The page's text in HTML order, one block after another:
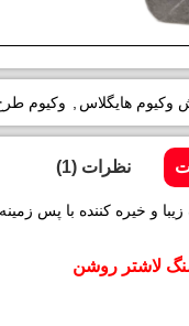
وکیوم هایگلاس , وکیوم
نظرات (1)
و خیره کننده با پس
لاشتر روشن